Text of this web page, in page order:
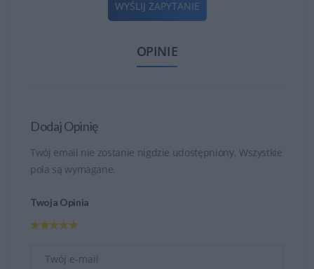
WYŚLIJ ZAPYTANIE
OPINIE
Dodaj Opinię
Twój email nie zostanie nigdzie udostępniony. Wszystkie
pola są wymagane.
Twoja Opinia